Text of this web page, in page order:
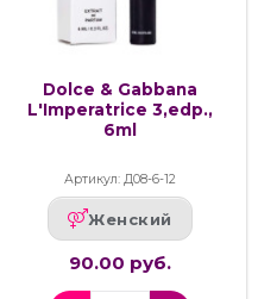
Dolce & Gabbana
L'Imperatrice 3,edp.,
6ml
Артикул: Д08-6-12
Женский
90.00 руб.